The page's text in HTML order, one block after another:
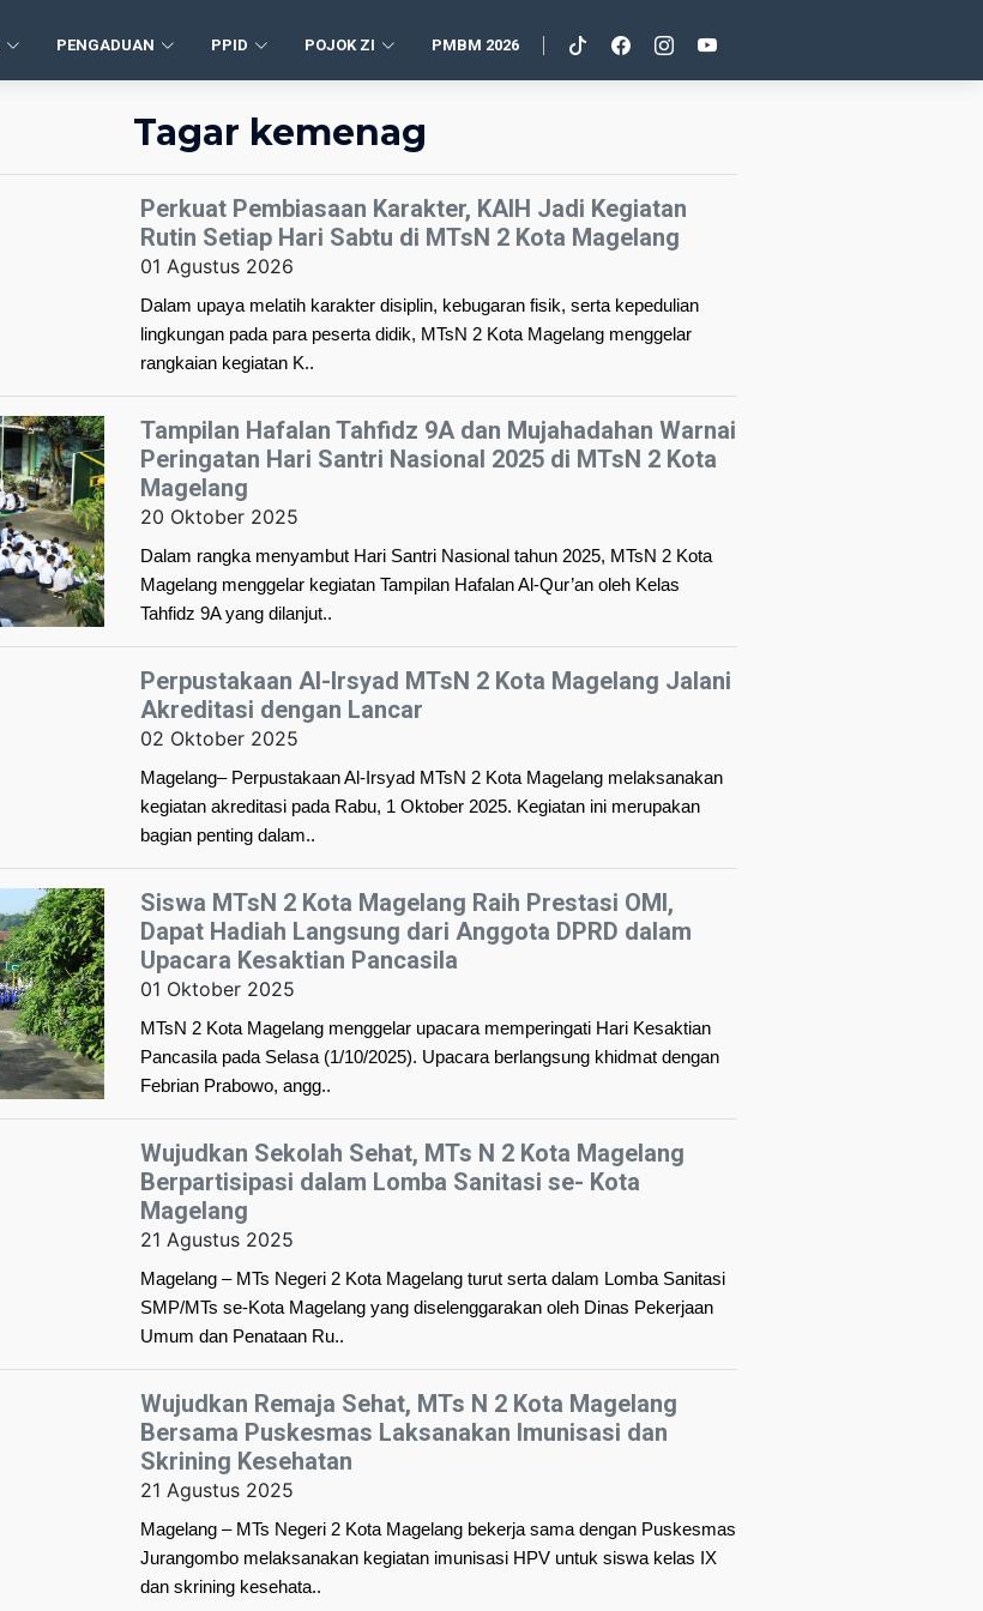
PENGADUAN PPID POJOK ZI PMBM 2026
Tagar kemenag
Perkuat Pembiasaan Karakter, KAIH Jadi Kegiatan
Rutin Setiap Hari Sabtu di MTsN 2 Kota Magelang
01 Agustus 2026
Dalam upaya melatih karakter disiplin, kebugaran fisik, serta kepedulian
lingkungan pada para peserta didik, MTsN 2 Kota Magelang menggelar
rangkaian kegiatan K..
Tampilan Hafalan Tahfidz 9A dan Mujahadahan Warnai
Peringatan Hari Santri Nasional 2025 di MTsN 2 Kota
Magelang
20 Oktober 2025
Dalam rangka menyambut Hari Santri Nasional tahun 2025, MTsN 2 Kota
Magelang menggelar kegiatan Tampilan Hafalan Al-Qur’an oleh Kelas
Tahfidz 9A yang dilanjut..
Perpustakaan Al-Irsyad MTsN 2 Kota Magelang Jalani
Akreditasi dengan Lancar
02 Oktober 2025
Magelang– Perpustakaan Al-Irsyad MTsN 2 Kota Magelang melaksanakan
kegiatan akreditasi pada Rabu, 1 Oktober 2025. Kegiatan ini merupakan
bagian penting dalam..
Siswa MTsN 2 Kota Magelang Raih Prestasi OMI,
Dapat Hadiah Langsung dari Anggota DPRD dalam
Upacara Kesaktian Pancasila
01 Oktober 2025
MTsN 2 Kota Magelang menggelar upacara memperingati Hari Kesaktian
Pancasila pada Selasa (1/10/2025). Upacara berlangsung khidmat dengan
Febrian Prabowo, angg..
Wujudkan Sekolah Sehat, MTs N 2 Kota Magelang
Berpartisipasi dalam Lomba Sanitasi se- Kota
Magelang
21 Agustus 2025
Magelang – MTs Negeri 2 Kota Magelang turut serta dalam Lomba Sanitasi
SMP/MTs se-Kota Magelang yang diselenggarakan oleh Dinas Pekerjaan
Umum dan Penataan Ru..
Wujudkan Remaja Sehat, MTs N 2 Kota Magelang
Bersama Puskesmas Laksanakan Imunisasi dan
Skrining Kesehatan
21 Agustus 2025
Magelang – MTs Negeri 2 Kota Magelang bekerja sama dengan Puskesmas
Jurangombo melaksanakan kegiatan imunisasi HPV untuk siswa kelas IX
dan skrining kesehata..